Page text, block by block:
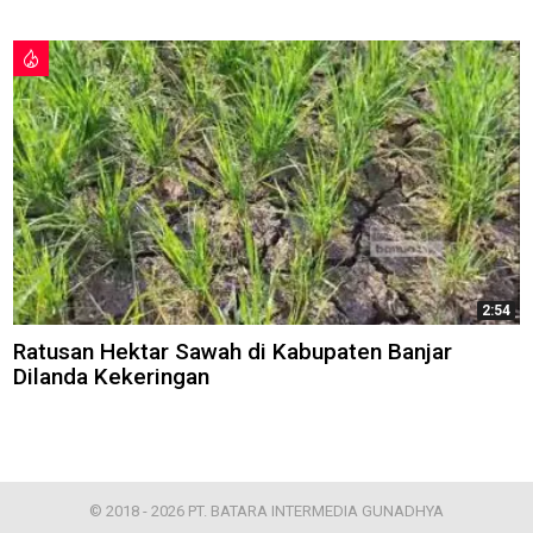
2:54
Ratusan Hektar Sawah di Kabupaten Banjar
Dilanda Kekeringan
© 2018 - 2026 PT. BATARA INTERMEDIA GUNADHYA